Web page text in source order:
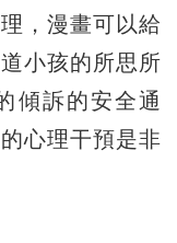
，漫畫可以給
小孩的所思所
傾訴的安全通
心理干預是非